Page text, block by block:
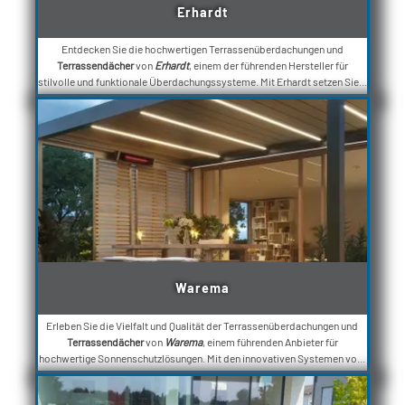
Erhardt
Entdecken Sie die hochwertigen Terrassenüberdachungen und
Terrassendächervon Erhardt, einem der führenden Hersteller für
stilvolle und funktionale Überdachungssysteme. Mit Erhardt setzen Sie...
Warema
Erleben Sie die Vielfalt und Qualität der Terrassenüberdachungen und
Terrassendächervon Warema, einem führenden Anbieter für
hochwertige Sonnenschutzlösungen. Mit den innovativen Systemen vo...